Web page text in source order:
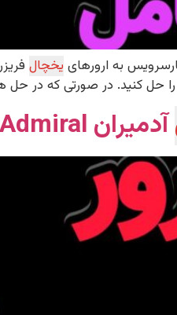
به ارورهای یخچال
حل کنید. در صورتی که در حل
آدمیران Admiral | راهنمایی کامل